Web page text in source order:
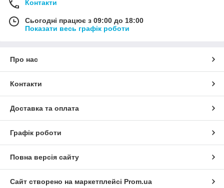
Контакти
Сьогодні працює з 09:00 до 18:00
Показати весь графік роботи
Про нас
Контакти
Доставка та оплата
Графік роботи
Повна версія сайту
Сайт створено на маркетплейсі Prom.ua